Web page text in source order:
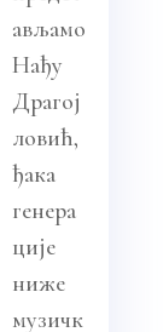
ављамо
Нађу
Драгој
ловић,
ђака
генера
ције
ниже
музичк